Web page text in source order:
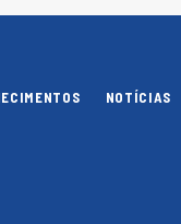
NOTÍCIAS